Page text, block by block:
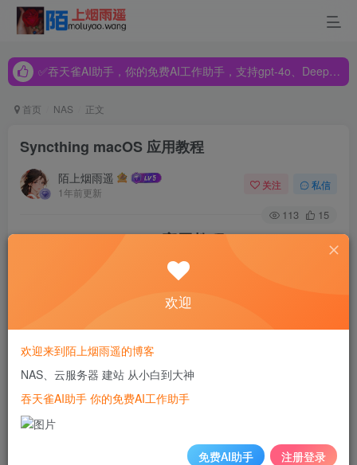
✅吞天雀AI助手，你的免费AI工作助手，支持gpt-4o、DeepSeek、Claude🔥🔥🔥🔥
✅吞天雀AI助手，你的免费AI工作助手，支持gpt-4o、DeepSeek、Claude🔥🔥🔥🔥
首页 NAS 正文
Syncthing macOS 应用教程
陌上烟雨遥
1年前更新
关注 私信
113 15
Syncthing macOS 应用教程
Syncthing 是一个开源的文件同步工具，它可以在多台设备
syncthing-macos
macOS 应用版本，它将 Syncthing 的后台进程包装成一个更
像原生 macOS 应用的界面。这个应用提供了系统托盘图
标、自动更新、Finder 集成等功能，使得在 macOS 上使用
Syncthing 更加方便。
brew install --cask syncthing
欢迎
欢迎来到陌上烟雨遥的博客
NAS、云服务器 建站 从小白到大神
吞天雀AI助手 你的免费AI工作助手
免费AI助手 注册登录